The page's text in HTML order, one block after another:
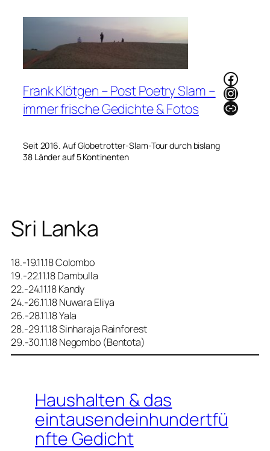
Frank Klötgen – Post Poetry Slam –
immer frische Gedichte & Fotos
Seit 2016. Auf Globetrotter-Slam-Tour durch bislang
38 Länder auf 5 Kontinenten
Link
Sri Lanka
18.-19.11.18 Colombo
19.-22.11.18 Dambulla
22.-24.11.18 Kandy
24.-26.11.18 Nuwara Eliya
26.-28.11.18 Yala
28.-29.11.18 Sinharaja Rainforest
29.-30.11.18 Negombo (Bentota)
Haushalten & das
eintausendeinhundertfü
nfte Gedicht